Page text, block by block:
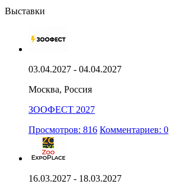
Выставки
03.04.2027 - 04.04.2027
Москва, Россия
ЗООФЕСТ 2027
Просмотров: 816 Комментариев: 0
16.03.2027 - 18.03.2027